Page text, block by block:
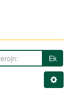
Ek